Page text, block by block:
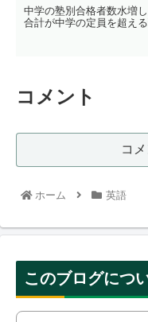
中学の塾別合格者数水増
合計が中学の定員を超え
コメント
コ
ホーム 英語
このブログにつ